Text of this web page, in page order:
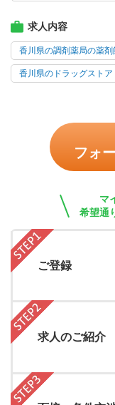
求人内容
香川県の調剤薬局の薬剤
香川県のドラッグスト
フォ
マ
希望通
ご登録
求人のご紹介